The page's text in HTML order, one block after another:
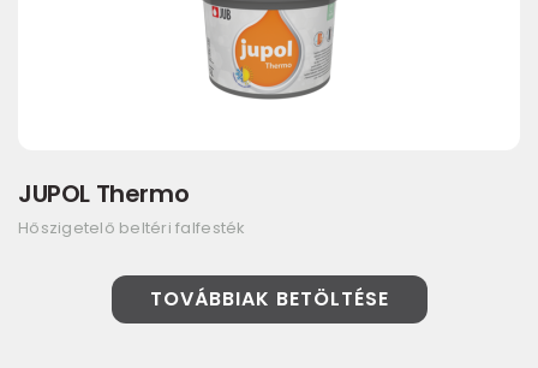
JUPOL Thermo
Hőszigetelő beltéri falfesték
TOVÁBBIAK BETÖLTÉSE